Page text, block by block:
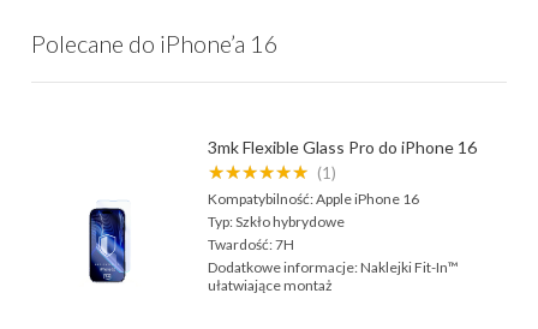
Polecane do iPhone’a 16
3mk Flexible Glass Pro do iPhone 16
★★★★★★ (1)
Kompatybilność:Apple iPhone 16
Typ:Szkło hybrydowe
Twardość:7H
Dodatkowe informacje:Naklejki Fit-In™
ułatwiające montaż